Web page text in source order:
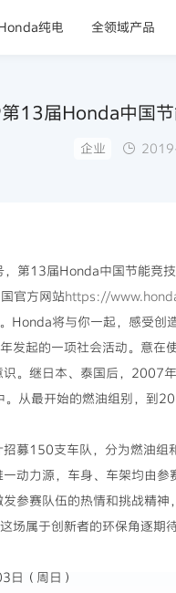
纯电 全领域产品
13届Honda中国节
企业
13届Honda中国节能竞技
官方网站https://
Honda将与你一起，感受创
发起的一项社会活动。意在
。继日本、泰国后，2007
从最开始的燃油组别，到
募150支车队，分为燃油
动力源，车身、车架均由
参赛队伍的热情和挑战精
属于创新者的环保角逐期
（周日）